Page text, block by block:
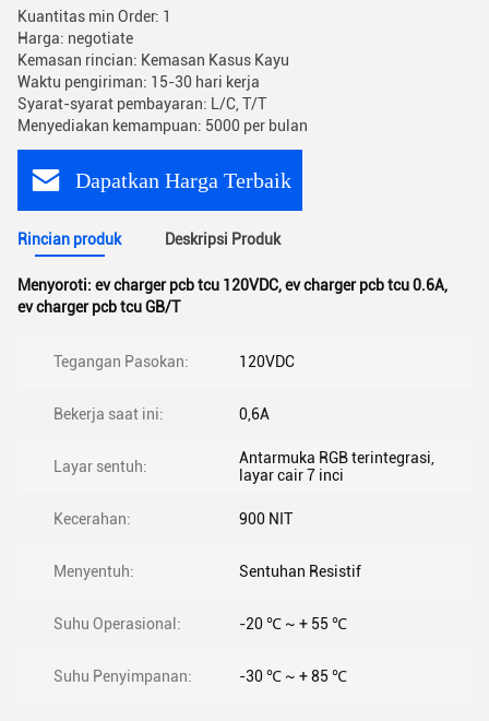
Kuantitas min Order: 1
Harga: negotiate
Kemasan rincian: Kemasan Kasus Kayu
Waktu pengiriman: 15-30 hari kerja
Syarat-syarat pembayaran: L/C, T/T
Menyediakan kemampuan: 5000 per bulan
Dapatkan Harga Terbaik
Rincian produk Deskripsi Produk
Menyoroti: ev charger pcb tcu 120VDC,ev charger pcb tcu 0.6A,
ev charger pcb tcu GB/T
Tegangan Pasokan: 120VDC
Bekerja saat ini: 0,6A
Layar sentuh:
Antarmuka RGB terintegrasi,
layar cair 7 inci
Kecerahan: 900 NIT
Menyentuh: Sentuhan Resistif
Suhu Operasional: -20 ℃ ~ + 55 ℃
Suhu Penyimpanan: -30 ℃ ~ + 85 ℃